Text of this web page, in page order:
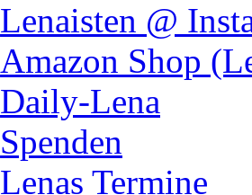
Lenaisten @
Amazon Shop
Daily-Lena
Spenden
Lenas Termine